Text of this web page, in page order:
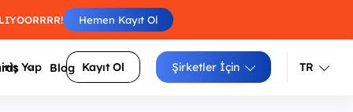
Hemen Kayıt Ol
Blog
Yap Kayıt Ol Şirketler İçin TR